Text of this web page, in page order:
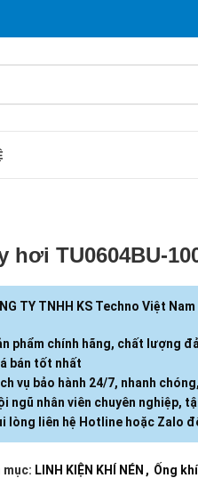
hơi TU0604BU-
TY TNHH KS Techno Việt Nam
phẩm chính hãng, chất lượng
bán tốt nhất
vụ bảo hành 24/7, nhanh
ngũ nhân viên chuyên nghiệp,
lòng liên hệ Hotline hoặc Zalo
mục: LINH KIỆN KHÍ NÉN , Ống khí